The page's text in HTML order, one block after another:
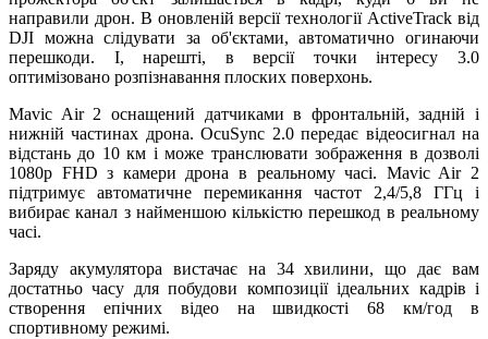
направили дрон. В оновленій версії технології ActiveTrack від
DJI можна слідувати за об'єктами, автоматично огинаючи
перешкоди. І, нарешті, в версії точки інтересу 3.0
оптимізовано розпізнавання плоских поверхонь.
Mavic Air 2 оснащений датчиками в фронтальній, задній і
нижній частинах дрона. OcuSync 2.0 передає відеосигнал на
відстань до 10 км і може транслювати зображення в дозволі
1080p FHD з камери дрона в реальному часі. Mavic Air 2
підтримує автоматичне перемикання частот 2,4/5,8 ГГц і
вибирає канал з найменшою кількістю перешкод в реальному
часі.
Заряду акумулятора вистачає на 34 хвилини, що дає вам
достатньо часу для побудови композиції ідеальних кадрів і
створення епічних відео на швидкості 68 км/год в
спортивному режимі.